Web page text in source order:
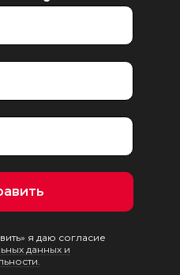
я даю согласие
данных и